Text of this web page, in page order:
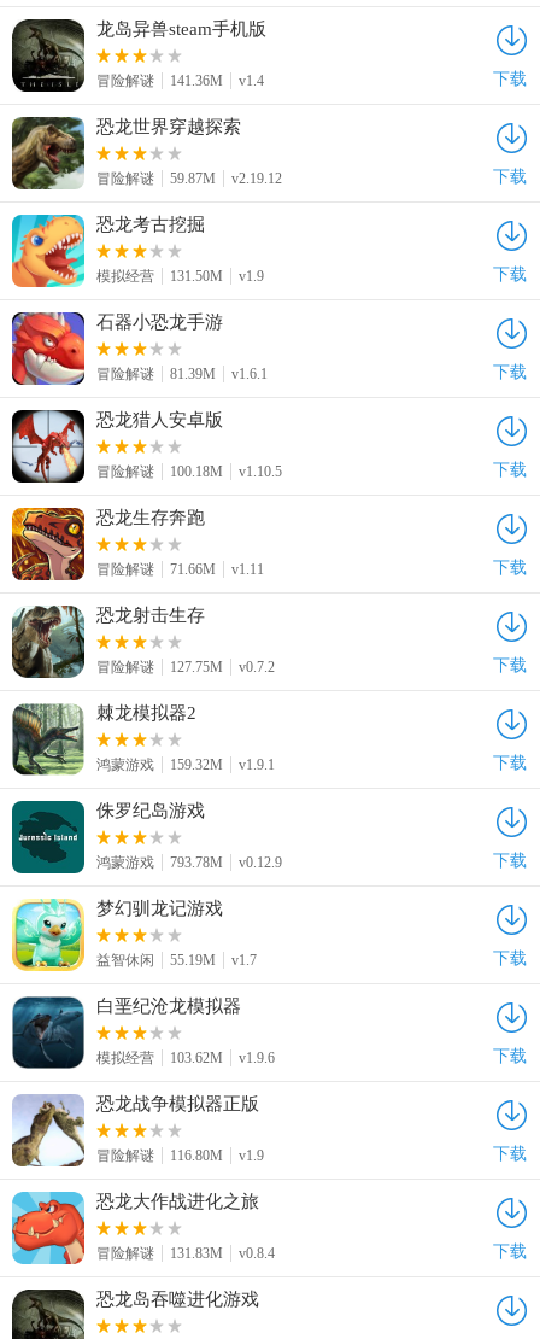
龙岛异兽steam手机版
冒险解谜 141.36M v1.4 下载
恐龙世界穿越探索
冒险解谜 59.87M v2.19.12 下载
恐龙考古挖掘
模拟经营 131.50M v1.9 下载
石器小恐龙手游
冒险解谜 81.39M v1.6.1 下载
恐龙猎人安卓版
冒险解谜 100.18M v1.10.5 下载
恐龙生存奔跑
冒险解谜 71.66M v1.11 下载
恐龙射击生存
冒险解谜 127.75M v0.7.2 下载
棘龙模拟器2
鸿蒙游戏 159.32M v1.9.1 下载
侏罗纪岛游戏
鸿蒙游戏 793.78M v0.12.9 下载
梦幻驯龙记游戏
益智休闲 55.19M v1.7 下载
白垩纪沧龙模拟器
模拟经营 103.62M v1.9.6 下载
恐龙战争模拟器正版
冒险解谜 116.80M v1.9 下载
恐龙大作战进化之旅
冒险解谜 131.83M v0.8.4 下载
恐龙岛吞噬进化游戏